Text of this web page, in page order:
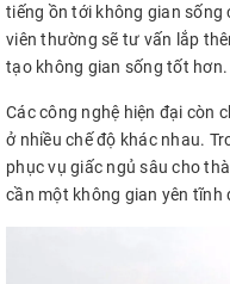
tiếng ồn tới không gian sống
viên thường sẽ tư vấn lắp
tạo không gian sống tốt hơn.
Các công nghệ hiện đại còn
ở nhiều chế độ khác nhau.
phục vụ giấc ngủ sâu cho
cần một không gian yên tĩnh